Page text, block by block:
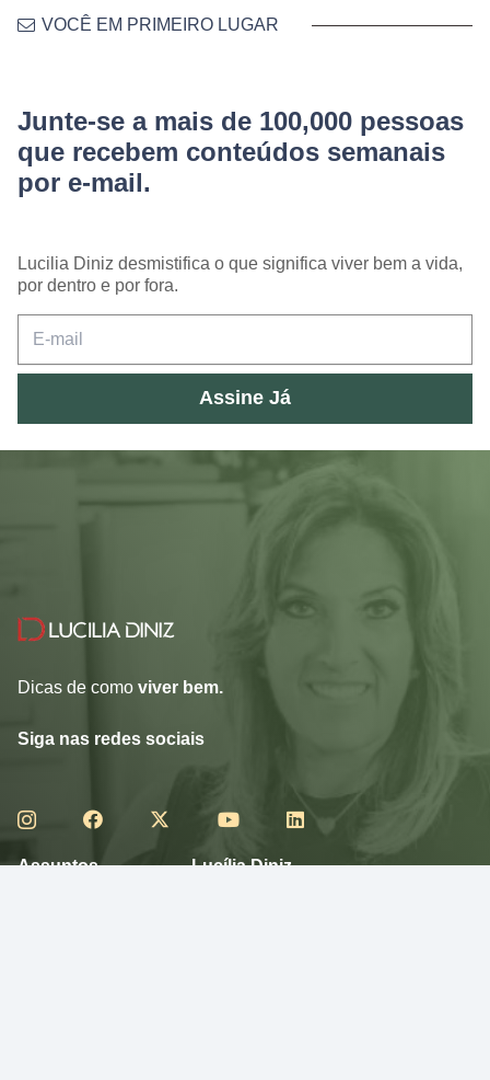
VOCÊ EM PRIMEIRO LUGAR
Junte-se a mais de 100,000 pessoas
que recebem conteúdos semanais
por e-mail.
Lucilia Diniz desmistifica o que significa viver bem a vida,
por dentro e por fora.
Assine Já
Dicas de como viver bem.
Siga nas redes sociais
Assuntos Lucília Diniz